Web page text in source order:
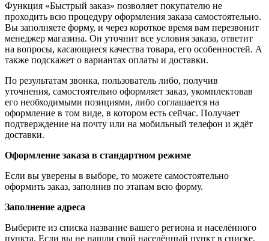
Функция «Быстрый заказ» позволяет покупателю не
проходить всю процедуру оформления заказа самостоятельно.
Вы заполняете форму, и через короткое время вам перезвонит
менеджер магазина. Он уточнит все условия заказа, ответит
на вопросы, касающиеся качества товара, его особенностей. А
также подскажет о вариантах оплаты и доставки.
По результатам звонка, пользователь либо, получив
уточнения, самостоятельно оформляет заказ, укомплектовав
его необходимыми позициями, либо соглашается на
оформление в том виде, в котором есть сейчас. Получает
подтверждение на почту или на мобильный телефон и ждёт
доставки.
Оформление заказа в стандартном режиме
Если вы уверены в выборе, то можете самостоятельно
оформить заказ, заполнив по этапам всю форму.
Заполнение адреса
Выберите из списка название вашего региона и населённого
пункта. Если вы не нашли свой населённый пункт в списке,